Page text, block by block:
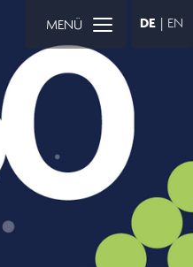
DE | EN
MENÜ